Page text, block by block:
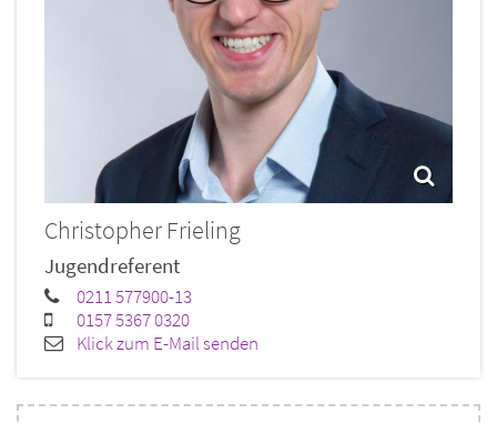
Christopher Frieling
Jugendreferent
0211 577900-13
0157 5367 0320
Klick zum E-Mail senden